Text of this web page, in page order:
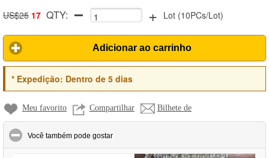
US$25 17 QTY: + Lot(10PCs/Lot)
Adicionar ao carrinho
*Expedição: Dentro de 5 dias
Meu favorito Compartilhar Bilhete de
Você também pode gostar